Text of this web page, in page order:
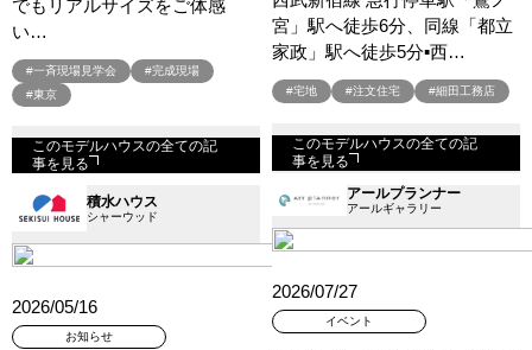
でもリアルサイズをご体感
い…
#一斉現場見学会
#完成現場
#東京
このモデルハウスの全ての記
事を見る
宮」駅へ徒歩6分、同線「都立
家政」駅へ徒歩5分▪西…
#宅地 #注文住宅 #細田工務店
このモデルハウスの全ての記
事を見る
積水ハウス
シャーウッド
2026/05/16
お知らせ
アールプランナー
アールギャラリー
2026/07/27
イベント